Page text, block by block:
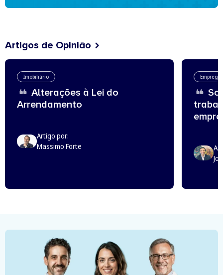
Artigos de Opinião
Imobiliário
Alterações à Lei do
Arrendamento
Artigo por:
Massimo Forte
Emprego